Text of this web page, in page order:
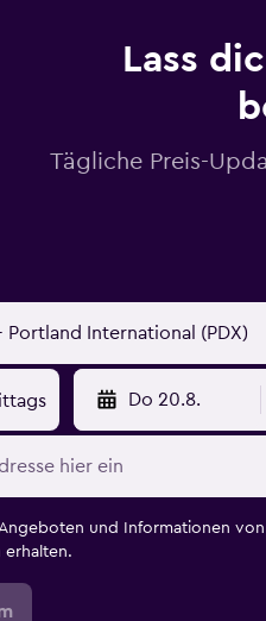
Lass
Tägliche Preis-
Do 20.8.
und Informationen
erhalten.